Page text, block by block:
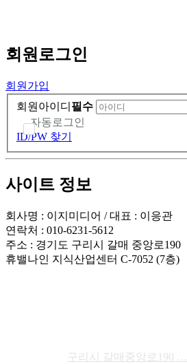
회원로그인
회원가입
회원아이디 필수
자동로그인
ID/PW 찾기
사이트 정보
회사명 : 이지미디어 / 대표 : 이응관
연락처 : 010-6231-5612
주소 : 경기도 구리시 갈매 중앙로190
휴밸나인 지식산업센터 C-7052 (7층)
구리시 갈매중앙로190 …